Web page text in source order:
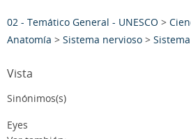
02 - Temático General - UNESCO >
Anatomía > Sistema nervioso >
Vista
Sinónimos(s)
Eyes